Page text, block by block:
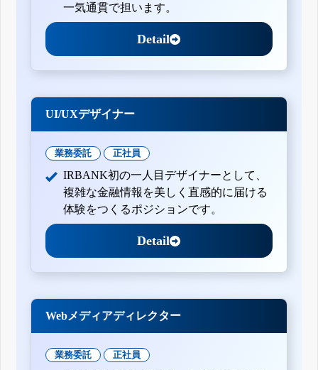
一気通貫で担います。
Detail
UI/UXデザイナー
業務委託 正社員
IRBANK初の一人目デザイナーとして、
複雑な金融情報を美しく直感的に届ける
体験をつくるポジションです。
Detail
Webメディアディレクター
業務委託 正社員